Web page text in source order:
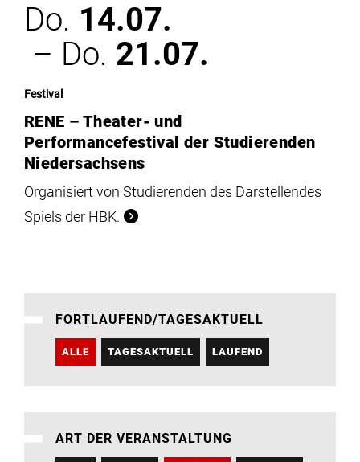
Do. 14.07.
– Do. 21.07.
Festival
RENE – Theater- und
Performancefestival der Studierenden
Niedersachsens
Organisiert von Studierenden des Darstellendes
Spiels der HBK.
FORTLAUFEND/TAGESAKTUELL
ALLE TAGESAKTUELL LAUFEND
ART DER VERANSTALTUNG